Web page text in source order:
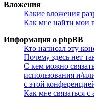
Вложения
Какие вложения
Как мне найти мои
Информация о phpBB
Кто написал эту
Почему здесь нет
С кем можно
использования и/
с этой
Как мне связаться